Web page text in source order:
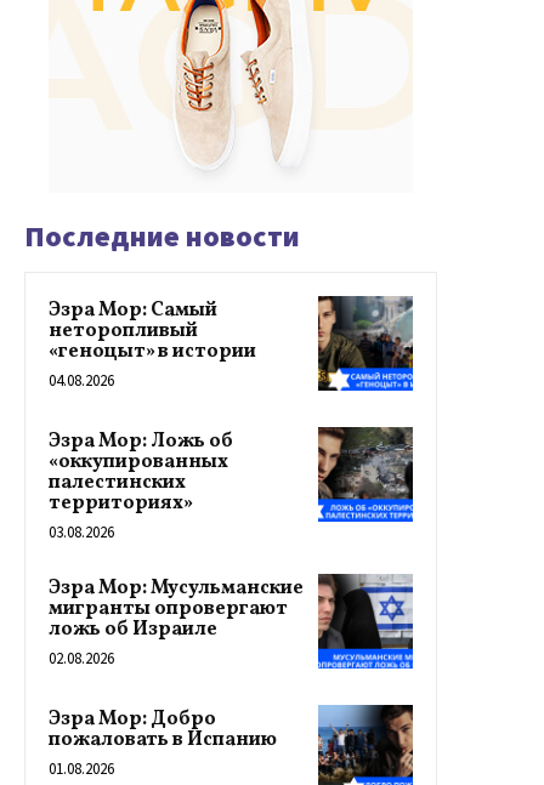
Последние новости
Эзра Мор: Самый
неторопливый
«геноцыт» в истории
04.08.2026
Эзра Мор: Ложь об
«оккупированных
палестинских
территориях»
03.08.2026
Эзра Мор: Мусульманские
мигранты опровергают
ложь об Израиле
02.08.2026
Эзра Мор: Добро
пожаловать в Испанию
01.08.2026